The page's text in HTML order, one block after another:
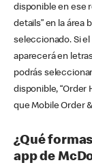
disponible en ese
details” en la área
seleccionado. Si
aparecerá en
podrás
disponible, “Order
que Mobile Order
¿Qué
app de